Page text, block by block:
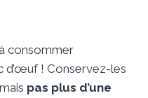
consommer
d’œuf ! Conservez-les
pas plus d’une